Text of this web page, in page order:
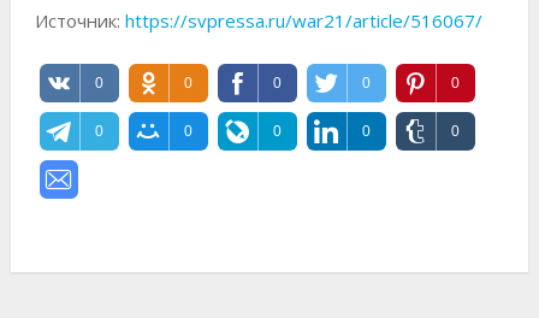
Источник: https://svpressa.ru/war21/article/516067/
0 0 0 0 0
0 0 0 0 0